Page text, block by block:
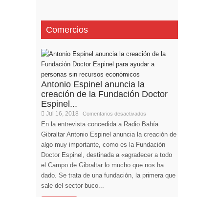
Comercios
Antonio Espinel anuncia la
creación de la Fundación Doctor
Espinel...
Jul 16, 2018 Comentarios desactivados
En la entrevista concedida a Radio Bahía
Gibraltar Antonio Espinel anuncia la creación de
algo muy importante, como es la Fundación
Doctor Espinel, destinada a «agradecer a todo
el Campo de Gibraltar lo mucho que nos ha
dado. Se trata de una fundación, la primera que
sale del sector buco...